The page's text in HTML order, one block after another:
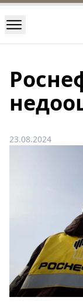
23.08.2024